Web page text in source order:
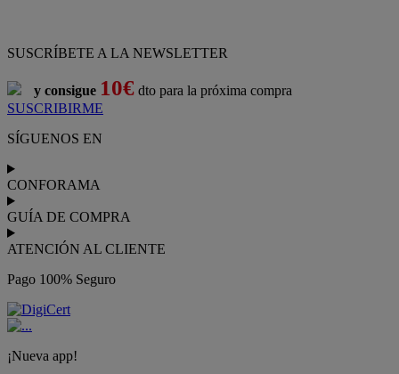
SUSCRÍBETE A LA NEWSLETTER
y consigue 10€ dto para la próxima compra
SUSCRIBIRME
SÍGUENOS EN
CONFORAMA
GUÍA DE COMPRA
ATENCIÓN AL CLIENTE
Pago 100% Seguro
¡Nueva app!